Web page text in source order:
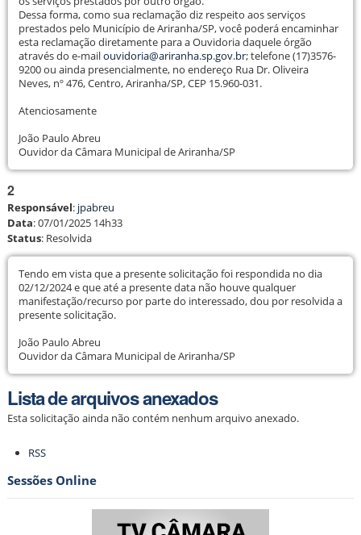
Dessa forma, como sua reclamação diz respeito aos serviços
prestados pelo Município de Ariranha/SP, você poderá encaminhar
esta reclamação diretamente para a Ouvidoria daquele órgão
através do e-mailouvidoria@ariranha.sp.gov.br; telefone (17)3576-
9200 ou ainda presencialmente, no endereço Rua Dr. Oliveira
Neves, nº 476, Centro, Ariranha/SP, CEP 15.960-031.
Atenciosamente
João Paulo Abreu
Ouvidor da Câmara Municipal de Ariranha/SP
2
Responsável: jpabreu
Data:07/01/2025 14h33
Status: Resolvida
Tendo em vista que a presente solicitação foi respondida no dia
02/12/2024 e que até a presente data não houve qualquer
manifestação/recurso por parte do interessado, dou por resolvida a
presente solicitação.
João Paulo Abreu
Ouvidor da Câmara Municipal de Ariranha/SP
Lista de arquivos anexados
Esta solicitação ainda não contém nenhum arquivo anexado.
do
RSS
Sessões Online